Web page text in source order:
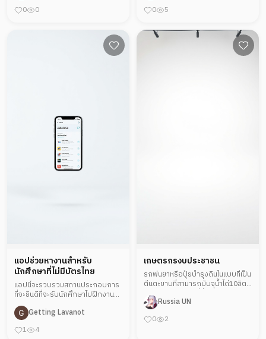
0
0
0
5
เเอปช่วยหางานสำหรับ
นักศึกษาที่ไม่มีบัตรไทย
เเอปนี้จะรวบรวมสถานประกอบการ
ที่จะยินดีที่จะรับนักศึกษาไปฝึกงาน
เเละต้องเขียนลายละเอียดให้ชัดเจน
เช่นฝึกช่วงไหนบ้าง มีเงินเดือนให้กี่
บาท เเละทางประกอบการควรใส่ขอ
มูลทั่วไปด้วยเช่นที่ตั้ง สถานที่ประกอบ
Getting Lavanot
1
4
เกษตรกรงบประชาชน
รถพ่นยาหรือปุ๋ยบำรุงดินในแบบที่เป็น
ตีนตะขาบที่สามารถบับจุน้ำได่10ลิตร
และเป็บแลบไร้สายที่สั่งก่รด้วยคนแล้ว
มีเครื่องพ่นที่มีแรงดันสูง
Russia UN
0
2